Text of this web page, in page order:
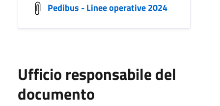
Pedibus - Linee operative 2024
Ufficio responsabile del
documento